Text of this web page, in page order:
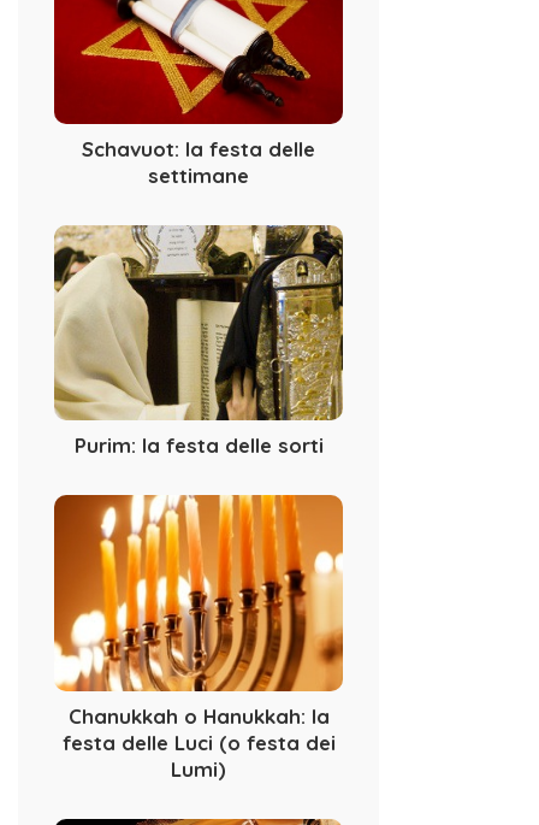
Schavuot: la festa delle
settimane
Purim: la festa delle sorti
Chanukkah o Hanukkah: la
festa delle Luci (o festa dei
Lumi)